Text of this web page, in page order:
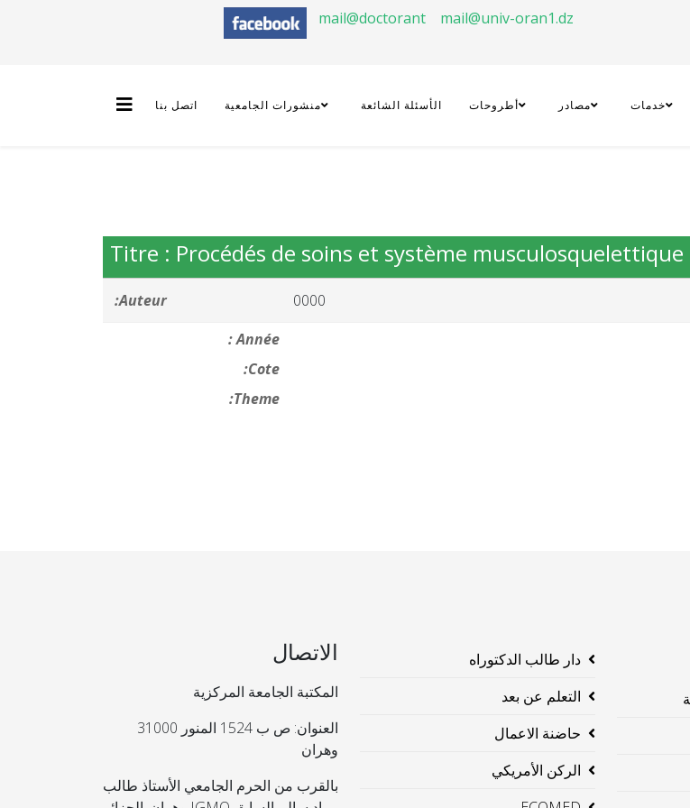
mail@doctorant mail@univ-oran1.dz
خدمات مصادر أطروحات الأسئلة الشائعة منشورات الجامعية اتصل بنا
Titre : Procédés de soins et système
Auteur:
0000
Année :
Cote:
Theme:
دار طالب الدكتوراه
التعلم عن بعد
حاضنة الاعمال
الركن الأمريكي
الاتصال
المكتبة الجامعة المركزية
العنوان: ص ب 1524 المنور 31000
وهران
بالقرب من الحرم الجامعي الأستاذ طالب